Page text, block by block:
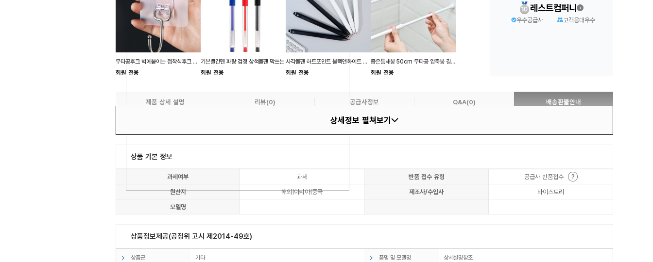
무타공후크 벽에붙이는 접착식후크 욕실용품정리
회원 전용
기본빨간펜 파랑 검정 삼색볼펜 막쓰는
회원 전용
사각볼펜 하트포인트 블랙앤화이트 중성펜
회원 전용
좁은틈새봉 50cm 무타공 압축봉 길이조절
회원 전용
레스트컴퍼니
우수공급사 고객응대우수
제품 상세 설명 리뷰(0) 공급사정보 Q&A(0) 배송환불안내
상세정보 펼쳐보기
상품 기본 정보
과세여부 과세 반품 접수 유형
공급사 반품접수
원산지
해외|아시아|중국 제조사/수입사
바이스토리
모델명
상품정보제공(공정위 고시 제2014-49호)
상품군 기타 품명 및 모델명 상세설명참조